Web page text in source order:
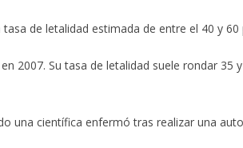
de letalidad estimada de entre el 40 y
2007. Su tasa de letalidad suele rondar 35
una científica enfermó tras realizar una